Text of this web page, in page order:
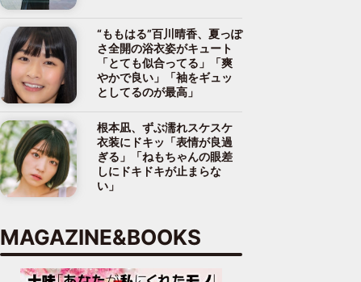
“ももはる”百川晴香、夏っぽ
さ全開の浴衣姿がキュート
「とても似合ってる」「爽
やかで良い」「袖をギュッ
としてるのが最高」
根本凪、ずぶ濡れスケスケ
衣装にドキッ「表情が良過
ぎる」「ねもちゃんの眼差
しにドキドキが止まらな
い」
MAGAZINE&BOOKS